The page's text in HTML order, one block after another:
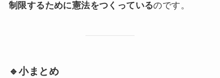
制限するために憲法をつくっているのです。
🔹小まとめ